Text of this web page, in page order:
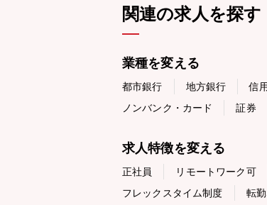
関連の求人を探す
業種を変える
都市銀行 地方銀行 信
ノンバンク・カード
証券
求人特徴を変える
正社員 リモートワーク可
フレックスタイム制度
転